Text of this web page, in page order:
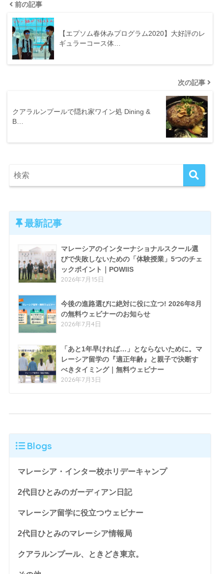
前の記事
【エプソム春休みプログラム2020】大好評のレ
ギュラーコース体…
次の記事
クアラルンプールで隠れ家ワイン処 Dining &
B…
最新記事
マレーシアのインターナショナルスクール選
びで失敗しないための「体験授業」5つのチェ
ックポイント｜POWIIS
2026年7月15日
今後の進路選びに絶対に役に立つ! 2026年8月
の無料ウェビナーのお知らせ
2026年7月4日
「あと1年早ければ…」とならないために。マ
レーシア留学の『適正年齢』と親子で決断す
べきタイミング｜無料ウェビナー
2026年7月3日
Blogs
マレーシア・インター校ホリデーキャンプ
2代目ひとみのガーディアン日記
マレーシア留学に役立つウェビナー
2代目ひとみのマレーシア情報局
クアラルンプール、ときどき東京。